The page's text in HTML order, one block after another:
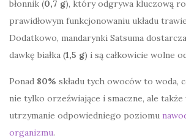
błonnik (0,7 g), który odgrywa kluczową
prawidłowym funkcjonowaniu układu
Dodatkowo, mandarynki Satsuma
dawkę białka (1,5 g) i są całkowicie wolne
Ponad 80% składu tych owoców to woda,
nie tylko orzeźwiające i smaczne, ale także
utrzymanie odpowiedniego poziomu
organizmu.